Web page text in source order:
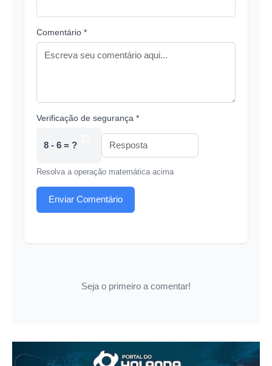
Comentário *
Verificação de segurança *
8 - 6 = ?
Resolva a operação matemática acima
Enviar Comentário
Seja o primeiro a comentar!